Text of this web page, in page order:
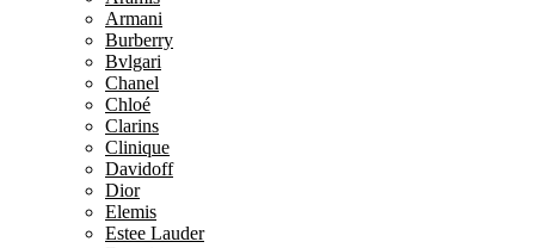
Armani
Burberry
Bvlgari
Chanel
Chloé
Clarins
Clinique
Davidoff
Dior
Elemis
Estee Lauder